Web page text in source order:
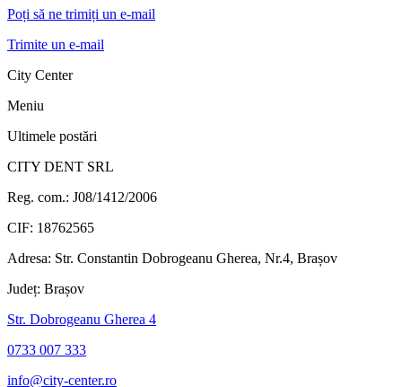
Poți să ne trimiți un e-mail
Trimite un e-mail
City Center
Meniu
Ultimele postări
CITY DENT SRL
Reg. com.: J08/1412/2006
CIF: 18762565
Adresa: Str. Constantin Dobrogeanu Gherea, Nr.4, Brașov
Județ: Brașov
Str. Dobrogeanu Gherea 4
0733 007 333
info@city-center.ro